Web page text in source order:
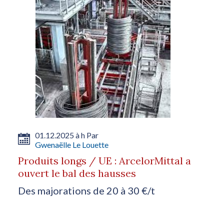
01.12.2025 à h Par
Gwenaëlle Le Louette
Produits longs / UE : ArcelorMittal a
ouvert le bal des hausses
Des majorations de 20 à 30 €/t